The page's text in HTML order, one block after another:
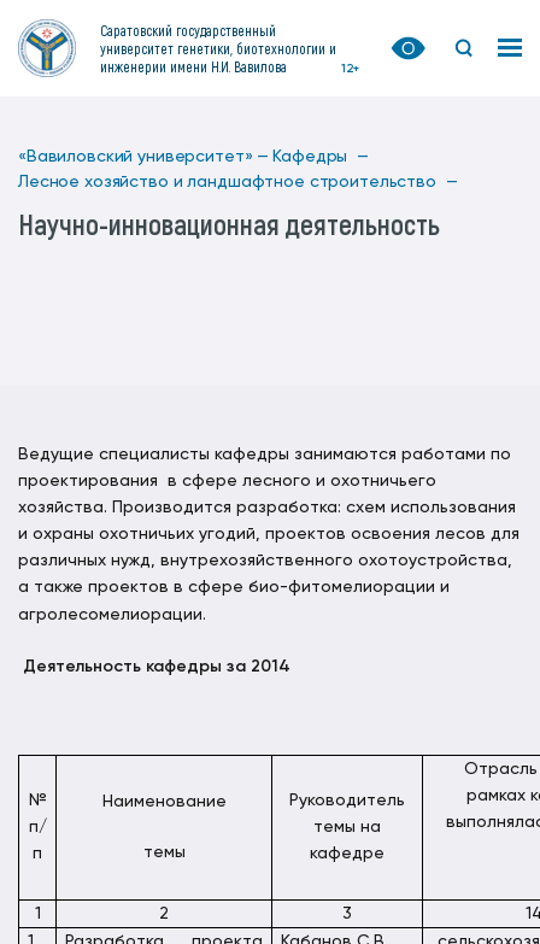
Саратовский государственный
университет генетики, биотехнологии и
инженерии имени Н.И. Вавилова
12+
«Вавиловский университет» — Кафедры —
Лесное хозяйство и ландшафтное строительство —
Научно-инновационная деятельность
Ведущие специалисты кафедры занимаются работами по
проектирования в сфере лесного и охотничьего
хозяйства. Производится разработка: схем использования
и охраны охотничьих угодий, проектов освоения лесов для
различных нужд, внутрехозяйственного охотоустройства,
а также проектов в сфере био-фитомелиорации и
агролесомелиорации.
Деятельность кафедры за 2014
№
п/
п
Наименование
темы
Руководитель
темы на
кафедре
Отрасль
рамках
1 2 3